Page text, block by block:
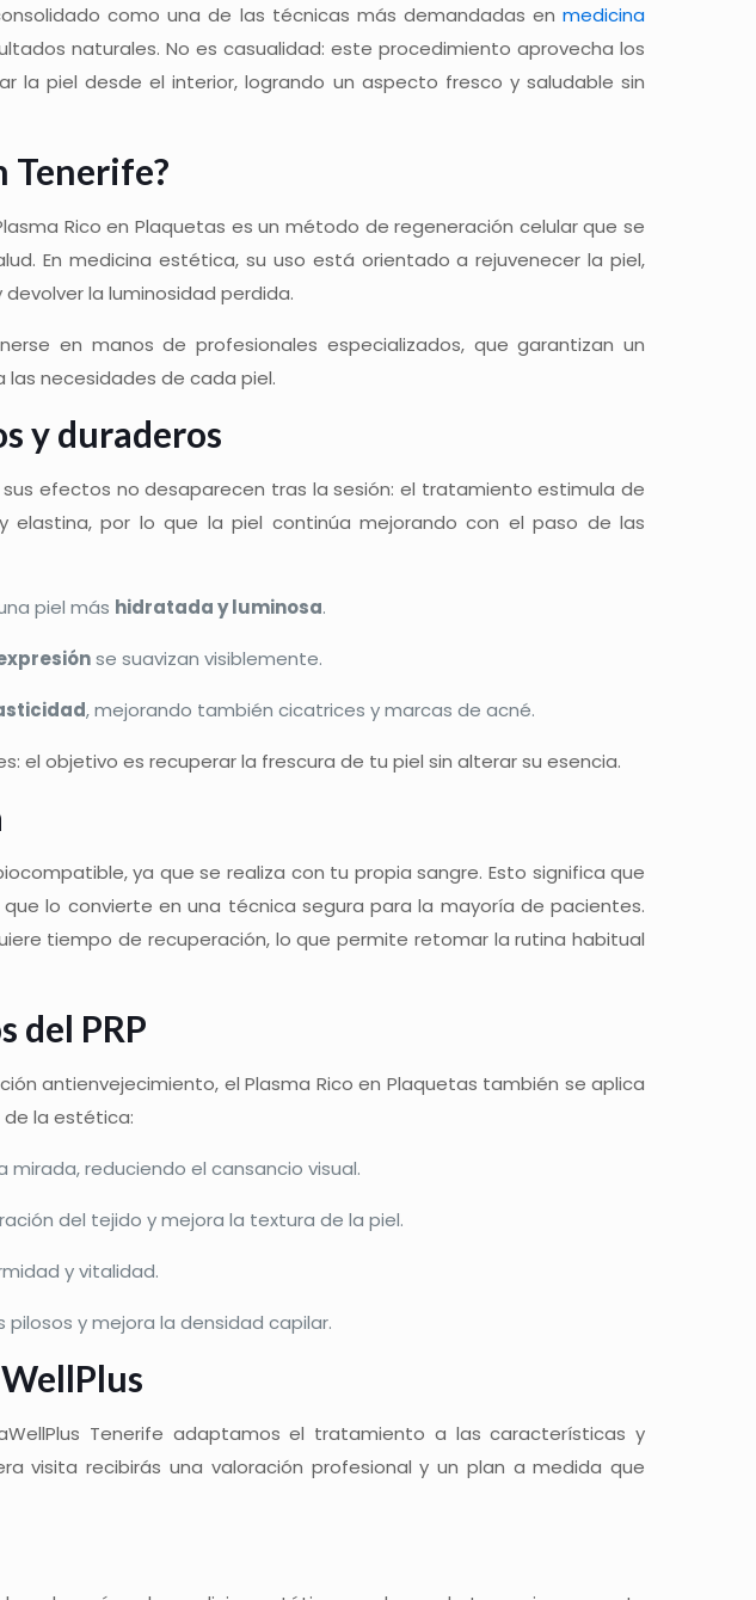
como una de las técnicas más demandadas enmedicina
naturales. No es casualidad: este procedimiento aprovecha los
la piel desde el interior, logrando un aspecto fresco y saludable sin
Tenerife?
Rico en Plaquetas es un método de regeneración celular que se
En medicina estética, su uso está orientado a rejuvenecer la piel,
la luminosidad perdida.
en manos de profesionales especializados, que garantizan un
necesidades de cada piel.
y duraderos
sus efectos no desaparecen tras la sesión: el tratamiento estimula de
elastina, por lo que la piel continúa mejorando con el paso de las
piel más hidratada y luminosa.
se suavizan visiblemente.
, mejorando también cicatrices y marcas de acné.
el objetivo es recuperar la frescura de tu piel sin alterar su esencia.
ya que se realiza con tu propia sangre. Esto significa que
lo convierte en una técnica segura para la mayoría de pacientes.
tiempo de recuperación, lo que permite retomar la rutina habitual
del PRP
antienvejecimiento, el Plasma Rico en Plaquetas también se aplica
la estética:
mirada, reduciendo el cansancio visual.
del tejido y mejora la textura de la piel.
y vitalidad.
pilosos y mejora la densidad capilar.
Tenerife adaptamos el tratamiento a las características y
visita recibirás una valoración profesional y un plan a medida que